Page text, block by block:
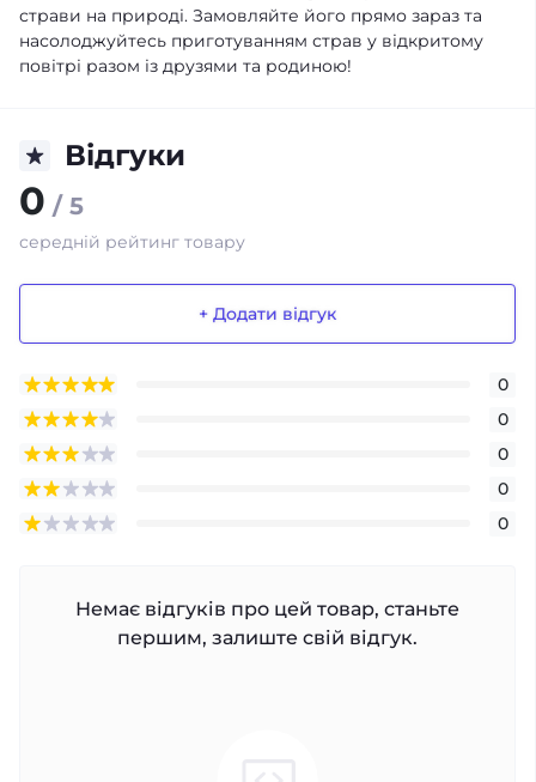
страви на природі. Замовляйте його прямо зараз та
насолоджуйтесь приготуванням страв у відкритому
повітрі разом із друзями та родиною!
Відгуки
0 / 5
середній рейтинг товару
+ Додати відгук
0
0
0
0
0
Немає відгуків про цей товар, станьте
першим, залиште свій відгук.